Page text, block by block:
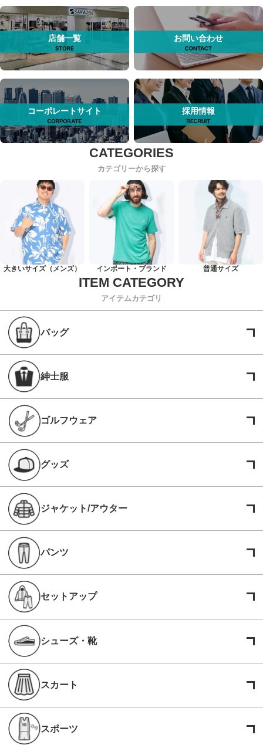
店舗一覧 お問い合わせ
コーポレートサイト 採用情報
カテゴリーから探す
大きいサイズ（メンズ） インポート・ブランド 普通サイズ
アイテムカテゴリ
バッグ
紳士服
ゴルフウェア
グッズ
ジャケット/アウター
パンツ
セットアップ
シューズ・靴
スカート
スポーツ